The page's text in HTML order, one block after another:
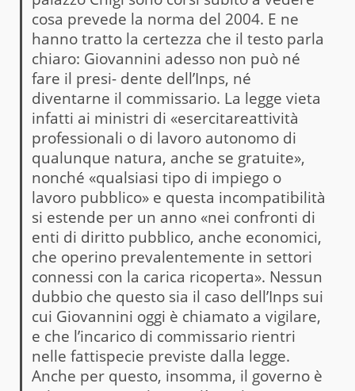
cosa prevede la norma del 2004. E ne
hanno tratto la certezza che il testo parla
chiaro: Giovannini adesso non può né
fare il presi- dente dell’Inps, né
diventarne il commissario. La legge vieta
infatti ai ministri di «esercitareattività
professionali o di lavoro autonomo di
qualunque natura, anche se gratuite»,
nonché «qualsiasi tipo di impiego o
lavoro pubblico» e questa incompatibilità
si estende per un anno «nei confronti di
enti di diritto pubblico, anche economici,
che operino prevalentemente in settori
connessi con la carica ricoperta». Nessun
dubbio che questo sia il caso dell’Inps sui
cui Giovannini oggi è chiamato a vigilare,
e che l’incarico di commissario rientri
nelle fattispecie previste dalla legge.
Anche per questo, insomma, il governo è